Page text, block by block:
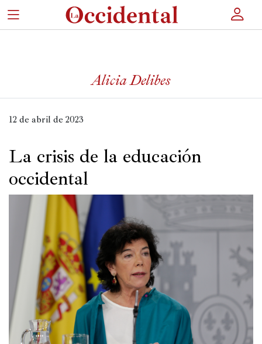
×
Actualidad
Entretenimiento
Autores
Revista
Actualidad
Política
España
Iberoamérica
Alicia Delibes
La crisis de la educación
occidental
12 de abril de 2023